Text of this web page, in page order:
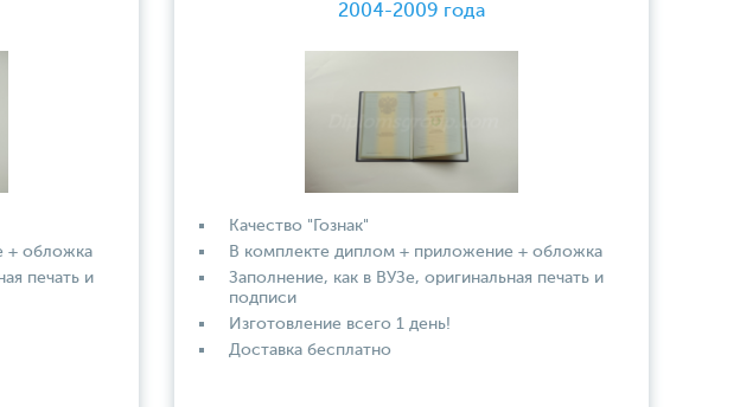
+ обложка
печать и
2004-2009 года
Качество "Гознак"
В комплекте диплом + приложение + обложка
Заполнение, как в ВУЗе, оригинальная печать и
подписи
Изготовление всего 1 день!
Доставка бесплатно